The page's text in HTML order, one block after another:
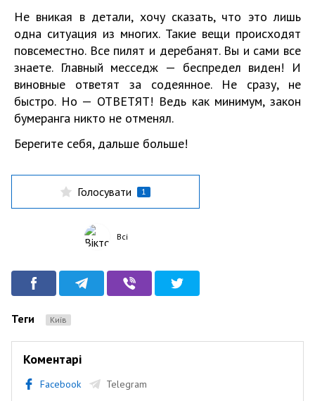
Не вникая в детали, хочу сказать, что это лишь
одна ситуация из многих. Такие вещи происходят
повсеместно. Все пилят и деребанят. Вы и сами все
знаете. Главный месседж — беспредел виден! И
виновные ответят за содеянное. Не сразу, не
быстро. Но — ОТВЕТЯТ! Ведь как минимум, закон
бумеранга никто не отменял.
Берегите себя, дальше больше!
Голосувати 1
Всі
Теги Київ
Коментарі
Facebook Telegram